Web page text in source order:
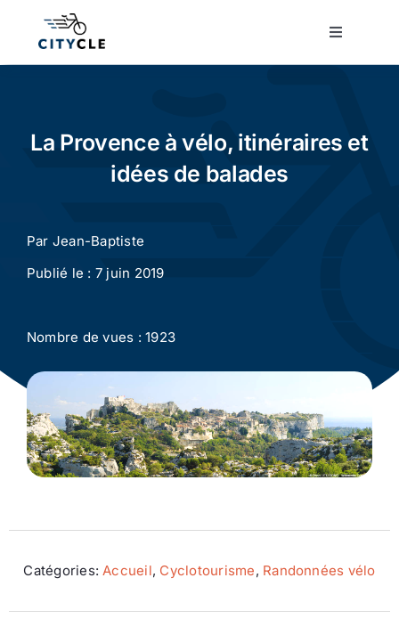
Toggle
Cyclisme urbain
Actualité
Ecologie
La Provence à vélo, itinéraires et
idées de balades
Par Jean-Baptiste
Publié le : 7 juin 2019
Nombre de vues : 1923
Catégories:Accueil, Cyclotourisme, Randonnées vélo